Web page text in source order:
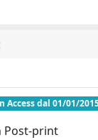
Access dal 01/01/
Post-print